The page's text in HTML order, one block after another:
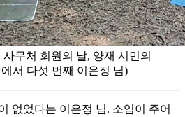
무처 회원의 날, 양재 시민의
서 다섯 번째 이은정 님)
없었다는 이은정 님. 소임이 주어